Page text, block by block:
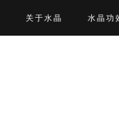
关于水晶 水晶功